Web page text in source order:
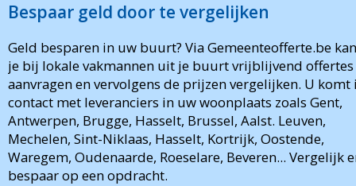
Bespaar geld door te vergelijken
Geld besparen in uw buurt? Via Gemeenteofferte.be kan
je bij lokale vakmannen uit je buurt vrijblijvend offertes
aanvragen en vervolgens de prijzen vergelijken. U komt
contact met leveranciers in uw woonplaats zoals Gent,
Antwerpen, Brugge, Hasselt, Brussel, Aalst. Leuven,
Mechelen, Sint-Niklaas, Hasselt, Kortrijk, Oostende,
Waregem, Oudenaarde, Roeselare, Beveren... Vergelijk
bespaar op een opdracht.